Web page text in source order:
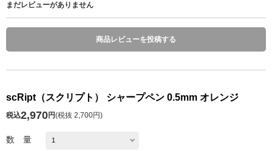
まだレビューがありません
商品レビューを投稿する
scRipt（スクリプト） シャープペン 0.5mm オレンジ
税込2,970円(税抜 2,700円)
数 量